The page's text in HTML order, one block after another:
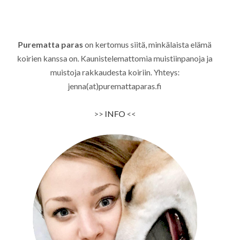
Purematta paras on kertomus siitä, minkälaista elämä
koirien kanssa on. Kaunistelemattomia muistiinpanoja ja
muistoja rakkaudesta koiriin. Yhteys:
jenna(at)puremattaparas.fi
>> INFO<<